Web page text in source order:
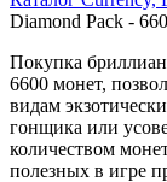
Diamond Pack -
Покупка
6600 монет,
видам
гонщика или
количеством
полезных в игре